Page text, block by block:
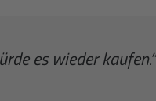
es wieder kaufen.”